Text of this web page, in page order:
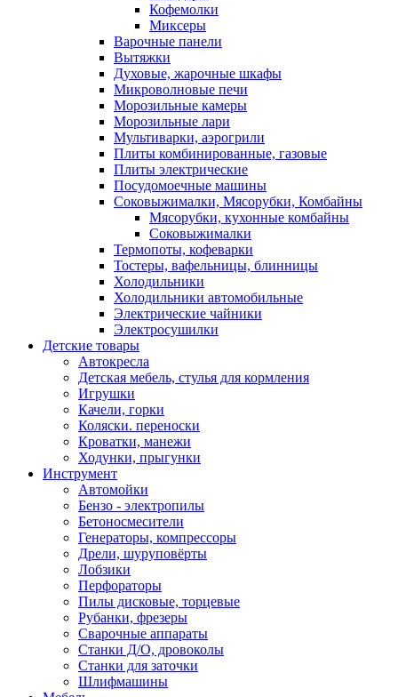
Кофемолки
Миксеры
Варочные панели
Вытяжки
Духовые, жарочные шкафы
Микроволновые печи
Морозильные камеры
Морозильные лари
Мультиварки, аэрогрили
Плиты комбинированные, газовые
Плиты электрические
Посудомоечные машины
Соковыжималки, Мясорубки, Комбайны
Мясорубки, кухонные комбайны
Соковыжималки
Термопоты, кофеварки
Тостеры, вафельницы, блинницы
Холодильники
Холодильники автомобильные
Электрические чайники
Электросушилки
Детские товары
Автокресла
Детская мебель, стулья для кормления
Игрушки
Качели, горки
Коляски. переноски
Кроватки, манежи
Ходунки, прыгунки
Инструмент
Автомойки
Бензо - электропилы
Бетоносмесители
Генераторы, компрессоры
Дрели, шуруповёрты
Лобзики
Перфораторы
Пилы дисковые, торцевые
Рубанки, фрезеры
Сварочные аппараты
Станки Д/О, дровоколы
Станки для заточки
Шлифмашины